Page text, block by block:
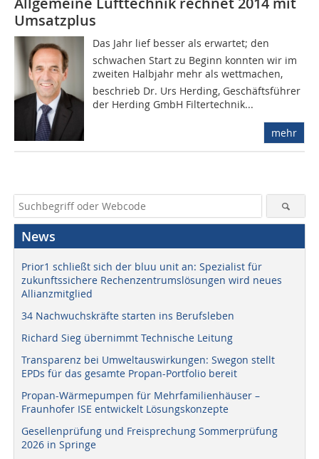
Umsatzplus
Das Jahr lief besser als erwartet; den
schwachen Start zu Beginn konnten wir im
zweiten Halbjahr mehr als wettmachen,
beschrieb Dr. Urs Herding, Geschäftsführer
der Herding GmbH Filtertechnik...
mehr
News
Prior1 schließt sich der bluu unit an: Spezialist für
zukunftssichere Rechenzentrumslösungen wird neues
Allianzmitglied
34 Nachwuchskräfte starten ins Berufsleben
Richard Sieg übernimmt Technische Leitung
Transparenz bei Umweltauswirkungen: Swegon stellt
EPDs für das gesamte Propan-Portfolio bereit
Propan-Wärmepumpen für Mehrfamilienhäuser –
Fraunhofer ISE entwickelt Lösungskonzepte
Gesellenprüfung und Freisprechung Sommerprüfung
2026 in Springe